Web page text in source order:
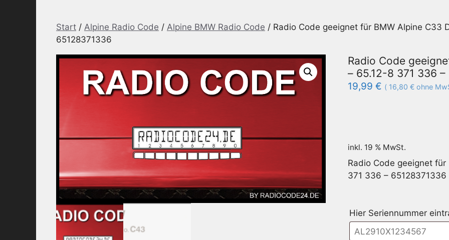
Start / Alpine Radio Code / Alpine BMW Radio Code / Radio Code geeignet für BMW Alpine C33
65128371336
Radio Code
– 65.12-8 371 336
19,99€ ( 16,80€ ohne
inkl. 19 % MwSt.
Radio Code geeignet für
371 336 – 65128371336
Hier Seriennummer